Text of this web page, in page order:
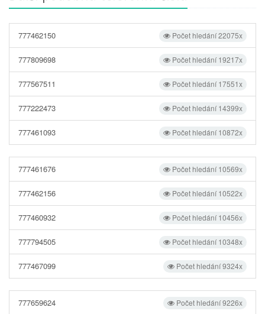
Počet hledání 22075x
777462150
Počet hledání 19217x
777809698
Počet hledání 17551x
777567511
Počet hledání 14399x
777222473
Počet hledání 10872x
777461093
Počet hledání 10569x
777461676
Počet hledání 10522x
777462156
Počet hledání 10456x
777460932
Počet hledání 10348x
777794505
Počet hledání 9324x
777467099
Počet hledání 9226x
777659624